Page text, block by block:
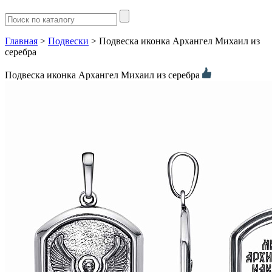
Главная > Подвески > Подвеска иконка Архангел Михаил из
серебра
Подвеска иконка Архангел Михаил из серебра